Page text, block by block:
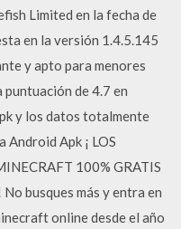
Limited en la fecha de
en la versión 1.4.5.145
y apto para menores
puntuación de 4.7 en
y los datos totalmente
Apk ¡ LOS
100% GRATIS
busques más y entra en
online desde el año